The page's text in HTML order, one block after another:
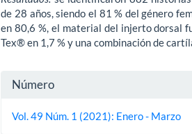
de 28 años, siendo el 81 % del género
en 80,6 %, el material del injerto dorsal
Tex® en 1,7 % y una combinación de
Detalles
del
Número
Vol. 49 Núm. 1 (2021): Enero - Marzo